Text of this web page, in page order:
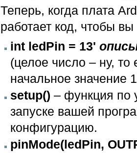
Теперь, когда плата
работает код, чтобы
int ledPin = 13'
(целое число – ну, то
начальное значение
setup() – функция по
запуске вашей
конфигурацию.
pinMode(ledPin,